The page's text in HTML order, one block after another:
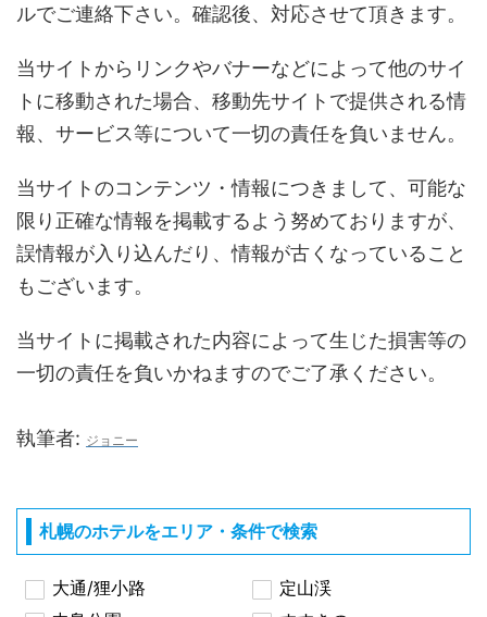
ルでご連絡下さい。確認後、対応させて頂きます。
当サイトからリンクやバナーなどによって他のサイ
トに移動された場合、移動先サイトで提供される情
報、サービス等について一切の責任を負いません。
当サイトのコンテンツ・情報につきまして、可能な
限り正確な情報を掲載するよう努めておりますが、
誤情報が入り込んだり、情報が古くなっていること
もございます。
当サイトに掲載された内容によって生じた損害等の
一切の責任を負いかねますのでご了承ください。
執筆者: ジョニー
札幌のホテルをエリア・条件で検索
大通/狸小路
定山渓